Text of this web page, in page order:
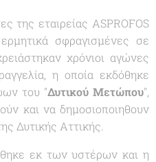
της εταιρείας ASPROFOS
σφραγισμένες σε
χρόνιοι αγώνες
η οποία εκδόθηκε
του "Δυτικού Μετώπου",
και να δημοσιοποιηθουν
Δυτικής Αττικής.
εκ των υστέρων και η